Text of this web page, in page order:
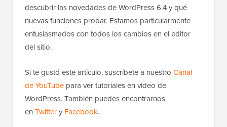
descubrir las novedades de WordPress 6.4 y qué
nuevas funciones probar. Estamos particularmente
entusiasmados con todos los cambios en el editor
del sitio.
Si te gustó este artículo, suscríbete a nuestro Canal
de YouTube para ver tutoriales en video de
WordPress. También puedes encontrarnos
en Twittery Facebook.